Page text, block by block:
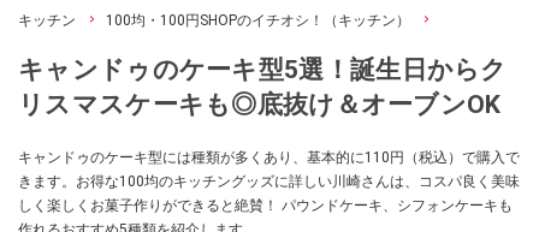
キッチン 100均・100円SHOPのイチオシ！（キッチン）
キャンドゥのケーキ型5選！誕生日からク
リスマスケーキも◎底抜け＆オーブンOK
キャンドゥのケーキ型には種類が多くあり、基本的に110円（税込）で購入で
きます。お得な100均のキッチングッズに詳しい川崎さんは、コスパ良く美味
しく楽しくお菓子作りができると絶賛！ パウンドケーキ、シフォンケーキも